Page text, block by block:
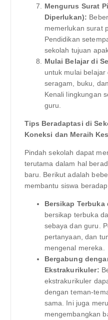
Mengurus Surat
Diperlukan):
memerlukan surat
Pendidikan
sekolah tujuan
Mulai Belajar di
untuk mulai
seragam, buku,
Kenali lingkungan
guru.
Tips Beradaptasi di
Koneksi dan Meraih
Pindah sekolah dapat
terutama dalam hal
baru. Berikut adalah
membantu siswa
Bersikap Terbuka
bersikap terbuka
sebaya dan guru.
pertanyaan, dan
mengenal mereka.
Bergabung
Ekstrakurikuler:
ekstrakurikuler
dengan teman-
sama. Ini juga
mengembangkan